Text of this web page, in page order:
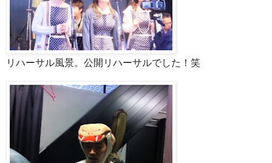
リハーサル風景。公開リハーサルでした！笑